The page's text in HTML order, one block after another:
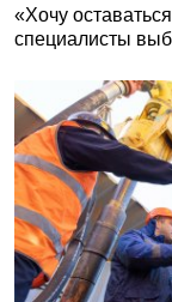
«Хочу
специалисты